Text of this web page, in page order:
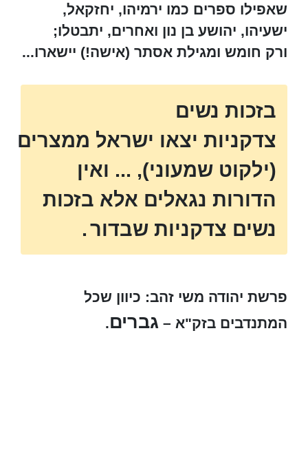
שאפילו ספרים כמו ירמיהו, יחזקאל,
ישעיהו, יהושע בן נון ואחרים, יתבטלו;
ורק חומש ומגילת אסתר (אישה!) יישארו...
בזכות נשים
צדקניות יצאו ישראל ממצרים
(ילקוט שמעוני), ... ואין
הדורות נגאלים אלא בזכות
נשים צדקניות שבדור.
פרשת יהודה משי זהב: כיוון שכל
המתנדבים בזק"א – גברים.